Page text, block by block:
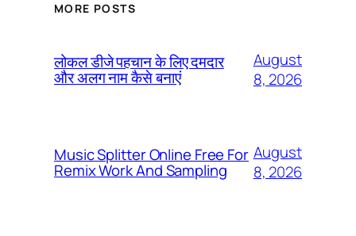
MORE POSTS
लोकल डीजे पहचान के लिए दमदार
और अलग नाम कैसे बनाएं
August
8, 2026
Music Splitter Online Free For
Remix Work And Sampling
August
8, 2026